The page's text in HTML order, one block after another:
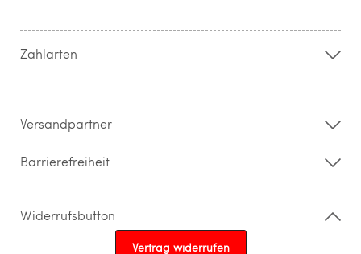
Widerrufsrecht & Rückgabebedingungen
Zahlarten
Versandpartner
Barrierefreiheit
Widerrufsbutton
Vertrag widerrufen